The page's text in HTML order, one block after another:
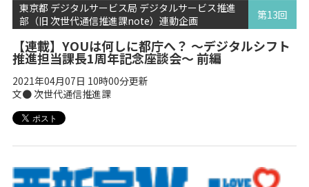
東京都 デジタルサービス局 デジタルサービス推進
部（旧 次世代通信推進課note）連動企画
第13回
【連載】YOUは何しに都庁へ？ 〜デジタルシフト
推進担当課長1周年記念座談会〜 前編
2021年04月07日 10時00分更新
文● 次世代通信推進課